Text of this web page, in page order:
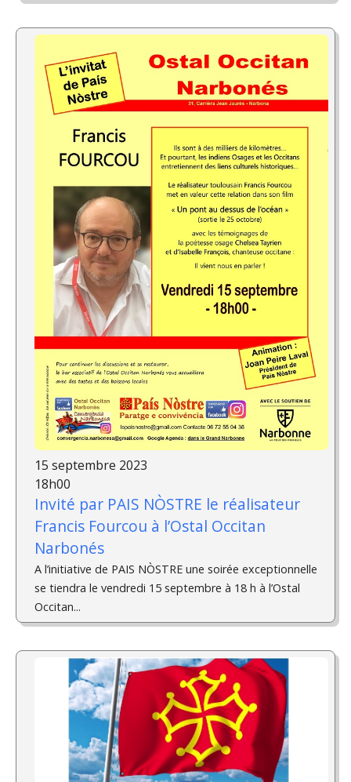
15 septembre 2023
18h00
Invité par PAIS NÒSTRE le réalisateur
Francis Fourcou à l’Ostal Occitan
Narbonés
A l’initiative de PAIS NÒSTRE une soirée exceptionnelle
se tiendra le vendredi 15 septembre à 18 h à l’Ostal
Occitan...